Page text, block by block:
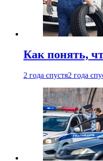
Как понять,
2 года спустя2 года